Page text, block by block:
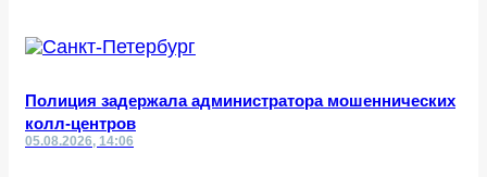
Полиция задержала администратора мошеннических
колл-центров
05.08.2026, 14:06